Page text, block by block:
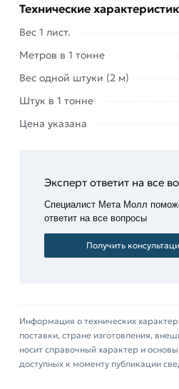
С-20 коричневый
из категории
действительны в Москве и
заказ и свяжутся с Вами для
условий доставки или
Данний товар от
товарa в течение 14 дней
обязательно).
Технические
Вес 1 лист.
Метров в 1 тонне
Вес одной штуки (2 м)
Штук в 1 тонне
Цена указана
Эксперт ответит на все
Специалист Мета Молл
ответит на все вопросы
Получить
Информация о технических
поставки, стране изготовления,
носит справочный характер и
доступных к моменту публикации